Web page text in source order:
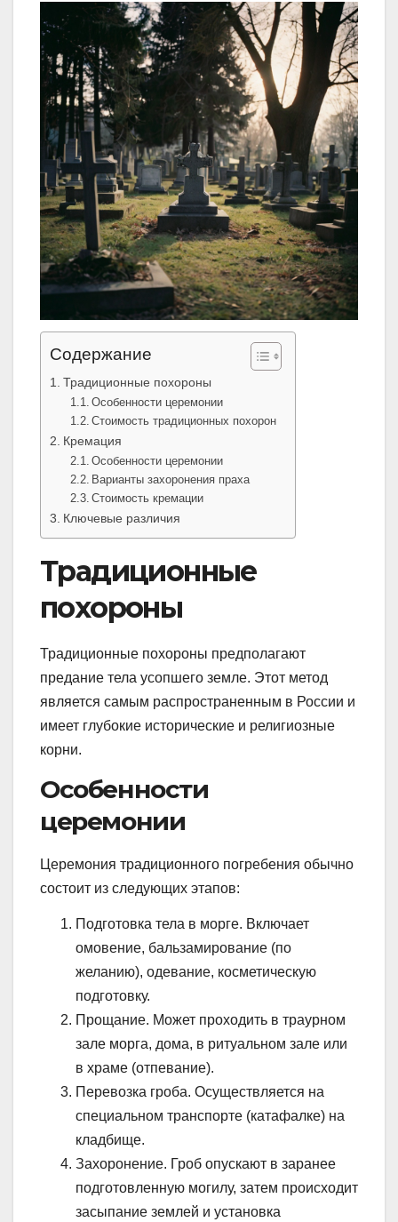
Содержание
Традиционные похороны
Особенности церемонии
Стоимость традиционных похорон
Кремация
Особенности церемонии
Варианты захоронения праха
Стоимость кремации
Ключевые различия
Традиционные
похороны
Традиционные похороны предполагают
предание тела усопшего земле. Этот метод
является самым распространенным в России и
имеет глубокие исторические и религиозные
корни.
Особенности
церемонии
Церемония традиционного погребения обычно
состоит из следующих этапов:
Подготовка тела в морге. Включает
омовение, бальзамирование (по
желанию), одевание, косметическую
подготовку.
Прощание. Может проходить в траурном
зале морга, дома, в ритуальном зале или
в храме (отпевание).
Перевозка гроба. Осуществляется на
специальном транспорте (катафалке) на
кладбище.
Захоронение. Гроб опускают в заранее
подготовленную могилу, затем происходит
засыпание землей и установка